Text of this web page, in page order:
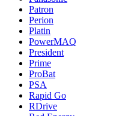
Patron
Perion
Platin
PowerMAQ
President
Prime
ProBat
PSA
Rapid Go
RDrive